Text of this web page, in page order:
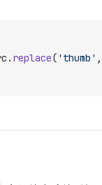
replace( 'thumb' ,